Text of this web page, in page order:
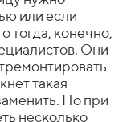
или если
тогда, конечно,
Они
такая
Но при
несколько